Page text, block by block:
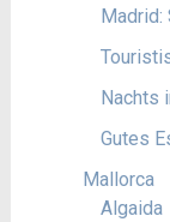
Madrid:
Nachts
Gutes
Mallorca
Algaida